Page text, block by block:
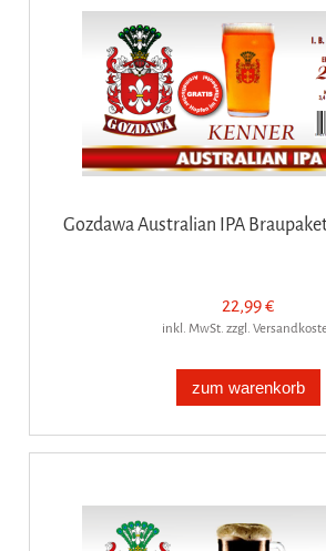
Gozdawa Australian IPA
22,99 €
inkl. MwSt. zzgl.
zum warenkorb